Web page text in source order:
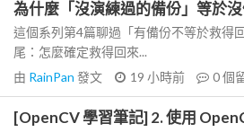
為什麼「沒演練過的備份」等於
這個系列第4篇聊過「有備份不等於救得
尾：怎麼確定救得回來...
由 RainPan 發文 19 小時前 0個
[OpenCV 學習筆記] 2. 使用